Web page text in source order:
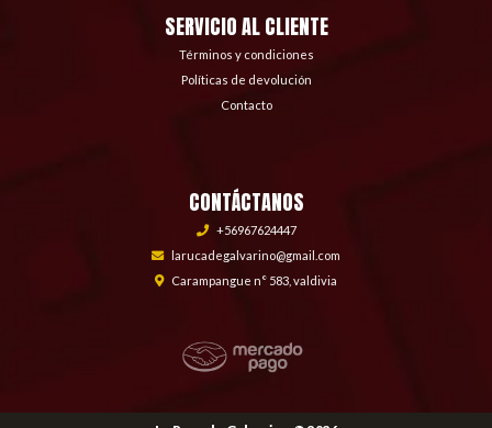
SERVICIO AL CLIENTE
Términos y condiciones
Políticas de devolución
Contacto
CONTÁCTANOS
+56967624447
larucadegalvarino@gmail.com
Carampangue n° 583, valdivia